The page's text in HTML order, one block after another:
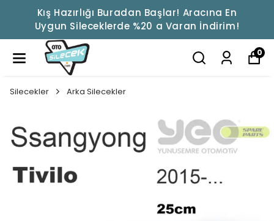
Kış Hazırlığı Buradan Başlar! Aracına En
Uygun Sileceklerde %20 a Varan İndirim!
0
Silecekler Arka Silecekler